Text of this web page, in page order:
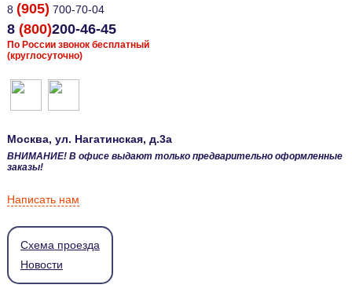
8 (905) 700-70-04
8 (800)200-46-45
По России звонок бесплатный
(круглосуточно)
Москва, ул. Нагатинская, д.3а
ВНИМАНИЕ! В офисе выдают только предварительно оформленные
заказы!
Написать нам
Схема проезда
Новости